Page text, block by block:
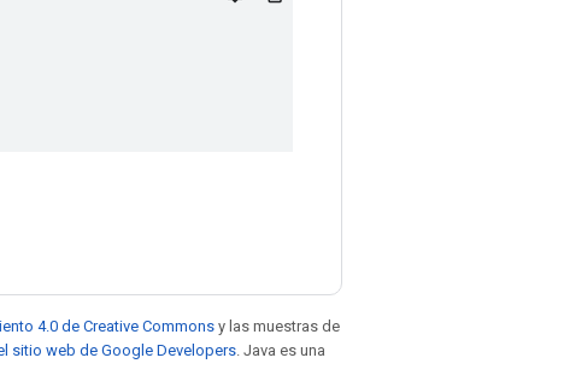
4.0 de Creative Commons y las muestras de
sitio web de Google Developers . Java es una